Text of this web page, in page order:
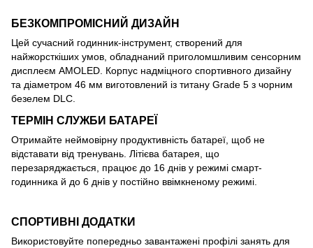
БЕЗКОМПРОМІСНИЙ ДИЗАЙН
Цей сучасний годинник-інструмент, створений для
найжорсткіших умов, обладнаний приголомшливим сенсорним
дисплеєм AMOLED. Корпус надміцного спортивного дизайну
та діаметром 46 мм виготовлений із титану Grade 5 з чорним
безелем DLC.
ТЕРМІН СЛУЖБИ БАТАРЕЇ
Отримайте неймовірну продуктивність батареї, щоб не
відставати від тренувань. Літієва батарея, що
перезаряджається, працює до 16 днів у режимі смарт-
годинника й до 6 днів у постійно ввімкненому режимі.
СПОРТИВНІ ДОДАТКИ
Використовуйте попередньо завантажені профілі занять для